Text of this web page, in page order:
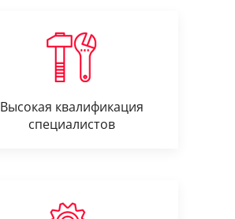
Высокая квалификация
специалистов